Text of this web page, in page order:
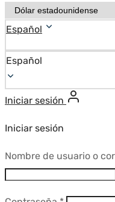
Español
Español
Iniciar sesión
Iniciar sesión
Nombre de usuario o